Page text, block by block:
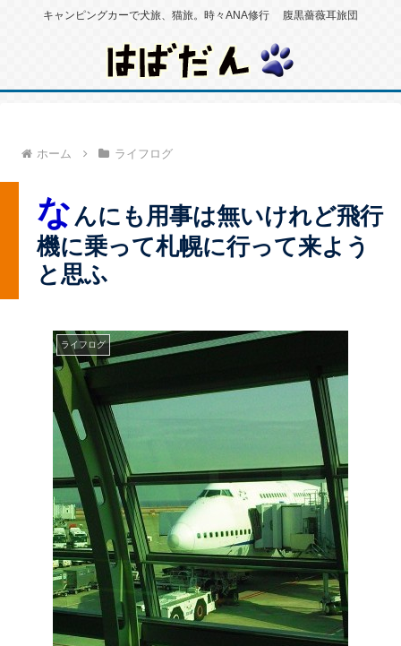
キャンピングカーで犬旅、猫旅。時々ANA修行 腹黒薔薇耳旅団
ホーム ライフログ
な んにも用事は無いけれど飛行
機に乗って札幌に行って来よう
と思ふ
ライフログ